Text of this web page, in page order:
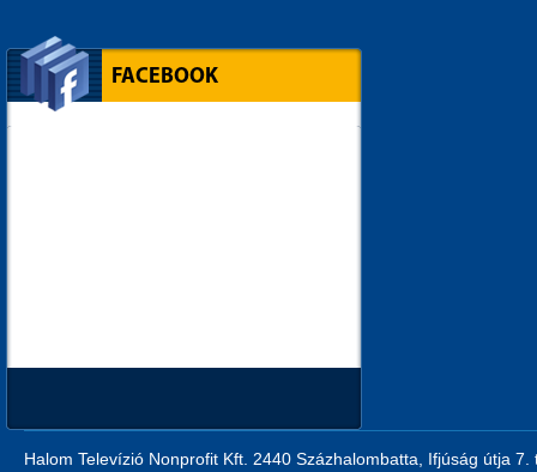
FACEBOOK
Halom Televízió Nonprofit Kft. 2440 Százhalombatta, Ifjúság útja